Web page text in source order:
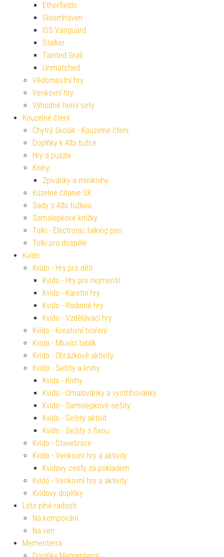
Etherfields
Gloomhaven
ISS Vanguard
Stalker
Tainted Grail
Unmatched
Vědomostní hry
Venkovní hry
Výhodné herní sety
Kouzelné čtení
Chytrý školák - Kouzelné čtení
Doplňky k Albi tužce
Hry a puzzle
Knihy
Zpívánky a miniknihy
Kúzelné čítanie SK
Sady s Albi tužkou
Samolepkové knížky
Tolki - Electronic talking pen
Tolki pro dospělé
Kvído
Kvído - Hry pro děti
Kvído - Hry pro nejmenší
Kvído - Karetní hry
Kvído - Rodinné hry
Kvído - Vzdělávací hry
Kvído - Kreativní tvoření
Kvído - Mluvící tablík
Kvído - Obrázkové aktivity
Kvído - Sešity a knihy
Kvído - Knihy
Kvído - Omalovánky a vystřihovánky
Kvído - Samolepkové sešity
Kvído - Sešity aktivit
Kvído - Sešity s fixou
Kvído - Stavebnice
Kvído - Venkovní hry a aktivity
Kvídovy cesty za pokladem
Kvído - Venkovní hry a aktivity
Kvídovy doplňky
Léto plné radosti
Na kempování
Na ven
Mementerra